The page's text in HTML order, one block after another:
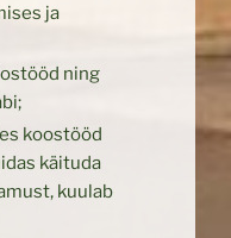
ja
ning
koostööd
käituda
kuulab